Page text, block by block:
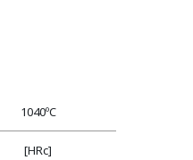
1040ºC
[HRc]